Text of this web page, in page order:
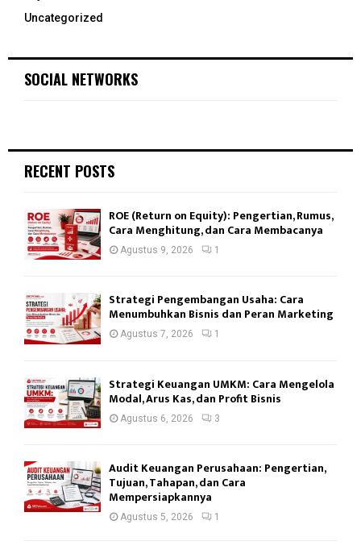
Uncategorized
SOCIAL NETWORKS
RECENT POSTS
ROE (Return on Equity): Pengertian, Rumus,
Cara Menghitung, dan Cara Membacanya
Agustus 9, 2026 1
Strategi Pengembangan Usaha: Cara
Menumbuhkan Bisnis dan Peran Marketing
Agustus 7, 2026 1
Strategi Keuangan UMKM: Cara Mengelola
Modal, Arus Kas, dan Profit Bisnis
Agustus 6, 2026 3
Audit Keuangan Perusahaan: Pengertian,
Tujuan, Tahapan, dan Cara
Mempersiapkannya
Agustus 5, 2026 1